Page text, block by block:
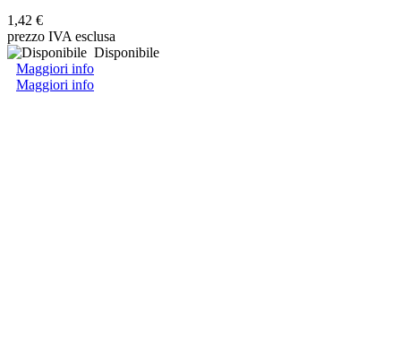
1,42 €
prezzo IVA esclusa
Disponibile
Maggiori info
Maggiori info